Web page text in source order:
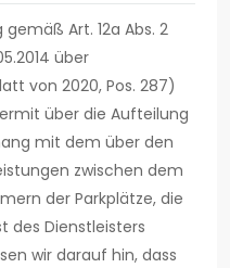
Art. 12a Abs. 2
über
von 2020, Pos. 287)
über die Aufteilung
mit dem über den
zwischen dem
der Parkplätze, die
des Dienstleisters
wir darauf hin, dass